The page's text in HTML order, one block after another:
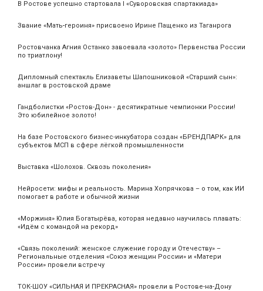
В Ростове успешно стартовала I «Суворовская спартакиада»
Звание «Мать‑героиня» присвоено Ирине Пащенко из Таганрога
Ростовчанка Агния Останко завоевала «золото» Первенства России
по триатлону!
Дипломный спектакль Елизаветы Шапошниковой «Старший сын»:
аншлаг в ростовской драме
Гандболистки «Ростов-Дон» - десятикратные чемпионки России!
Это юбилейное золото!
На базе Ростовского бизнес-инкубатора создан «БРЕНДПАРК» для
субъектов МСП в сфере лёгкой промышленности
Выставка «Шолохов. Сквозь поколения»
Нейросети: мифы и реальность. Марина Хопрячкова – о том, как ИИ
помогает в работе и обычной жизни
«Моржиня» Юлия Богатырёва, которая недавно научилась плавать:
«Идём с командой на рекорд»
«Связь поколений: женское служение городу и Отечеству» –
Региональные отделения «Союз женщин России» и «Матери
России» провели встречу
ТОК-ШОУ «СИЛЬНАЯ И ПРЕКРАСНАЯ» провели в Ростове-на-Дону